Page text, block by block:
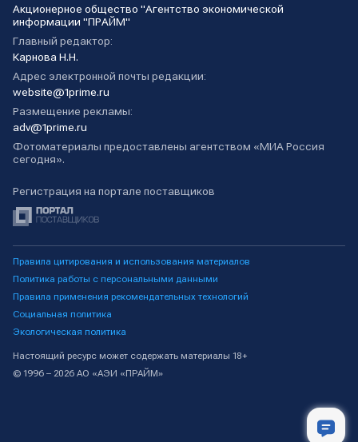
Акционерное общество "Агентство экономической
информации "ПРАЙМ"
Главный редактор:
Карнова Н.Н.
Адрес электронной почты редакции:
website@1prime.ru
Размещение рекламы:
adv@1prime.ru
Фотоматериалы предоставлены агентством «МИА Россия
сегодня».
Регистрация на портале поставщиков
Правила цитирования и использования материалов
Политика работы с персональными данными
Правила применения рекомендательных технологий
Социальная политика
Экологическая политика
Настоящий ресурс может содержать материалы 18+
© 1996 – 2026 АО «АЭИ «ПРАЙМ»